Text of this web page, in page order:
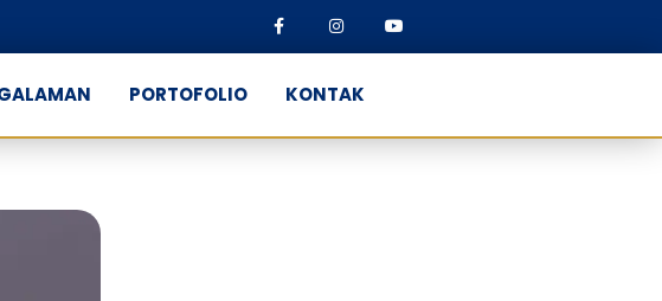
PORTOFOLIO KONTAK